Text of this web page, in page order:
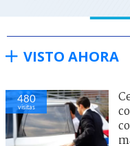
VISTO AHORA
480
visitas